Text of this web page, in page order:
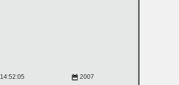
14:52:05 2007